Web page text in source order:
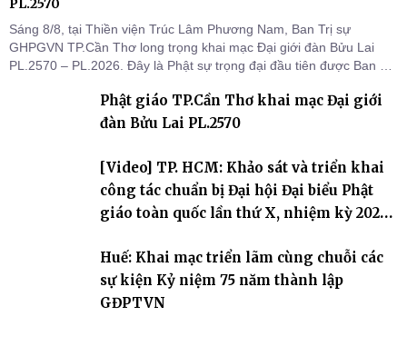
Sáng 8/8, tại Thiền viện Trúc Lâm Phương Nam, Ban Trị sự
GHPGVN TP.Cần Thơ long trọng khai mạc Đại giới đàn Bửu Lai
PL.2570 – PL.2026. Đây là Phật sự trọng đại đầu tiên được Ban Trị
thứ I, thể hiện sự quan tâm đối với công tác truyền giới, đào tạo
Tăng tài và tiếp nối mạng mạch Tăng-g
Phật giáo TP.Cần Thơ khai mạc Đại giới
đàn Bửu Lai PL.2570
[Video] TP. HCM: Khảo sát và triển khai
công tác chuẩn bị Đại hội Đại biểu Phật
giáo toàn quốc lần thứ X, nhiệm kỳ 2026-
Huế: Khai mạc triển lãm cùng chuỗi các
sự kiện Kỷ niệm 75 năm thành lập
GĐPTVN